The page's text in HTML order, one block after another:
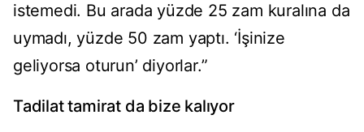
istemedi. Bu arada yüzde 25 zam kuralına da
uymadı, yüzde 50 zam yaptı. ‘İşinize
geliyorsa oturun’ diyorlar.”
Tadilat tamirat da bize kalıyor